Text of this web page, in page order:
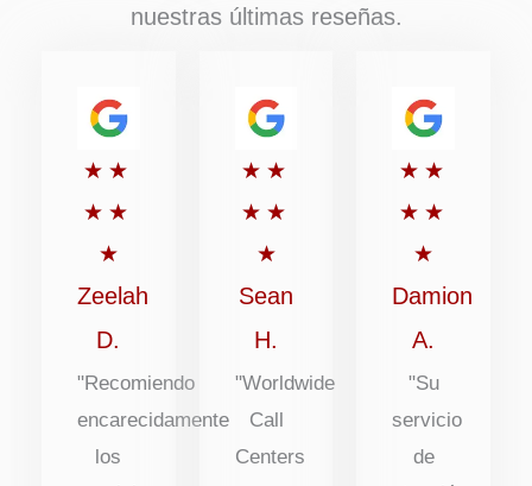
nuestras últimas reseñas.
★ ★
★ ★
★
Puntuación:
5
de
5
Zeelah
D.
"Recomiendo
encarecidamente
los
★ ★
★ ★
★
Puntuación:
5
de
5
Sean
H.
"Worldwide
Call
Centers
★ ★
★ ★
★
5
5
Damion
A.
"Su
servicio
de